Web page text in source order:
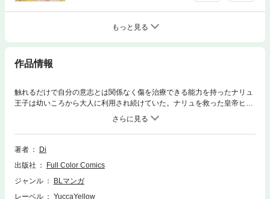
もっと見る
作品情報
触れるだけで自分の意志とは関係なく傷を治療できる能力を持ったナリュ
王子は幼いころから大人に利用され続けていた。ナリュを救った皇帝ヒュ
ルは男のナリュを皇后にし溺愛するが国民や家臣たちは男を皇后にするな
どおかしいと不気味がりナリュを嫌う。そしてナリュを連れ戻しに来た兄
ザヌカはとある計画を立てヒュルを暗殺しようとするが…
著者
Di
出版社
Full Color Comics
ジャンル
BLマンガ
レーベル
YuccaYellow